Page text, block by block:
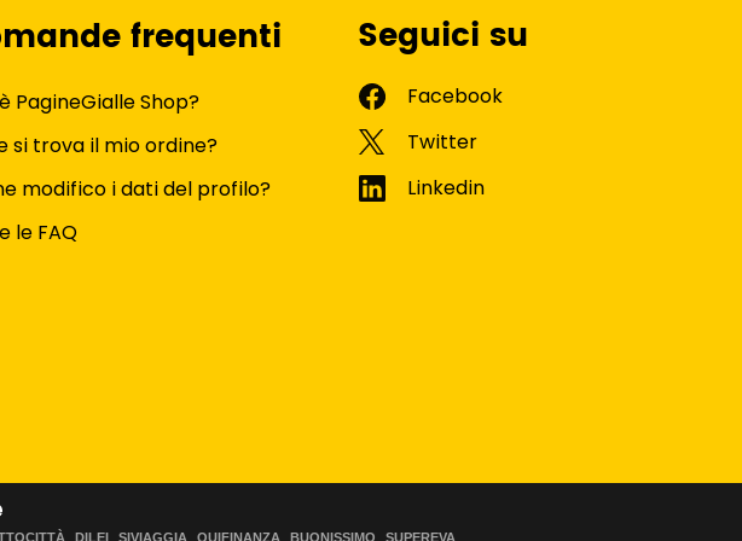
frequenti
PagineGialle Shop?
si trova il mio ordine?
modifico i dati del profilo?
le FAQ
Seguici su
DILEI SIVIAGGIA QUIFINANZA BUONISSIMO SUPEREVA